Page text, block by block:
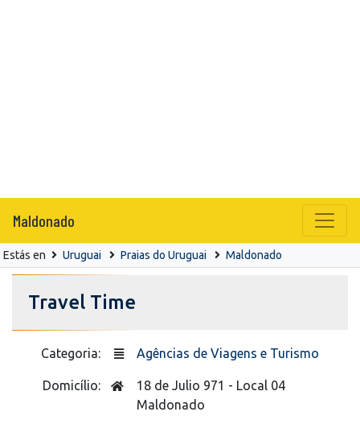
Maldonado
Estás en Uruguai Praias do Uruguai Maldonado
Travel Time
Categoria: Agências de Viagens e Turismo
Domicílio:
18 de Julio 971 - Local 04
Maldonado